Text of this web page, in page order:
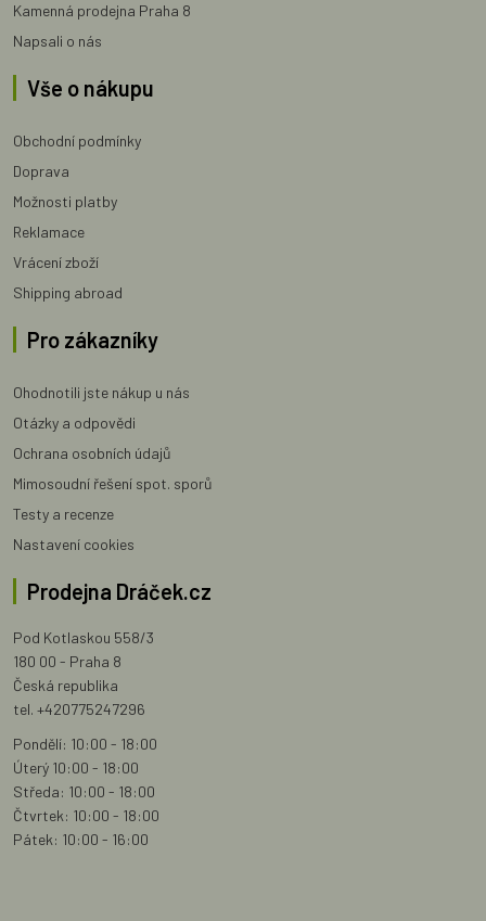
Kamenná prodejna Praha 8
Napsali o nás
Vše o nákupu
Obchodní podmínky
Doprava
Možnosti platby
Reklamace
Vrácení zboží
Shipping abroad
Pro zákazníky
Ohodnotili jste nákup u nás
Otázky a odpovědi
Ochrana osobních údajů
Mimosoudní řešení spot. sporů
Testy a recenze
Nastavení cookies
Prodejna Dráček.cz
Pod Kotlaskou 558/3
180 00 - Praha 8
Česká republika
tel. +420775247296
Pondělí: 10:00 - 18:00
Úterý 10:00 - 18:00
Středa: 10:00 - 18:00
Čtvrtek: 10:00 - 18:00
Pátek: 10:00 - 16:00